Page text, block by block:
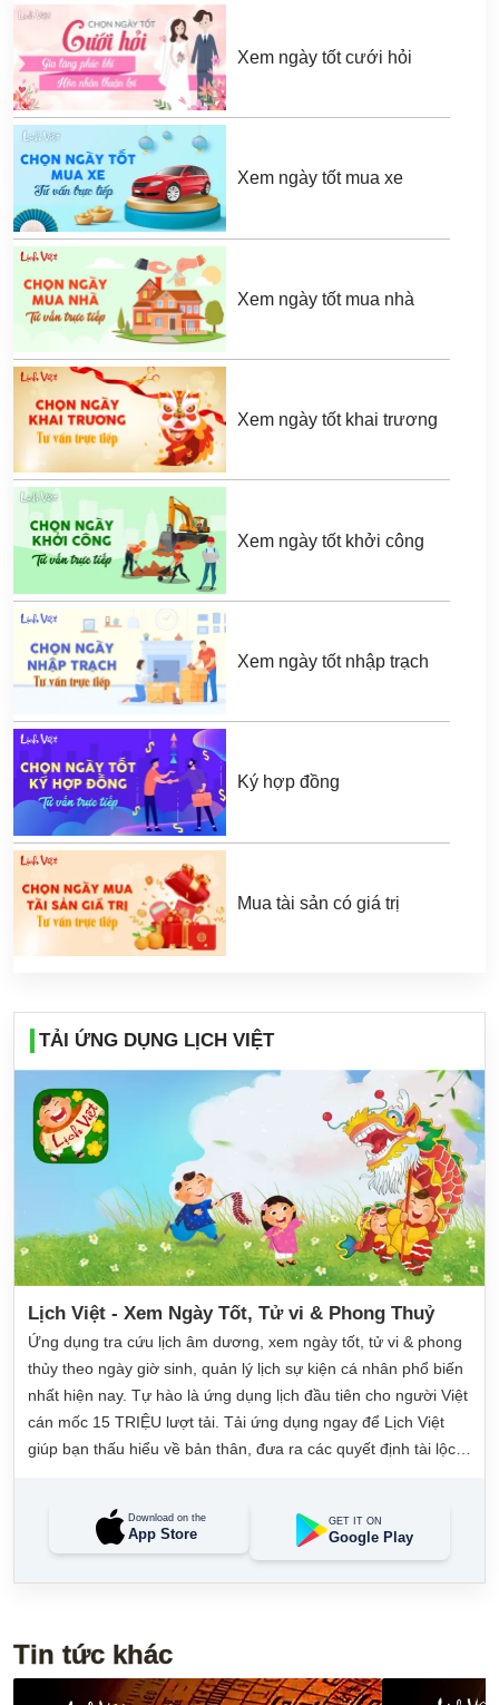
Xem ngày tốt cưới hỏi
Xem ngày tốt mua xe
Xem ngày tốt mua nhà
Xem ngày tốt khai trương
Xem ngày tốt khởi công
Xem ngày tốt nhập trạch
Ký hợp đồng
Mua tài sản có giá trị
TẢI ỨNG DỤNG LỊCH VIỆT
Lịch Việt - Xem Ngày Tốt, Tử vi & Phong Thuỷ
Ứng dụng tra cứu lịch âm dương, xem ngày tốt, tử vi & phong
thủy theo ngày giờ sinh, quản lý lịch sự kiện cá nhân phổ biến
nhất hiện nay. Tự hào là ứng dụng lịch đầu tiên cho người Việt
cán mốc 15 TRIỆU lượt tải. Tải ứng dụng ngay để Lịch Việt
giúp bạn thấu hiểu về bản thân, đưa ra các quyết định tài lộc,
Download on the
App Store
GET IT ON
Google Play
Tin tức khác